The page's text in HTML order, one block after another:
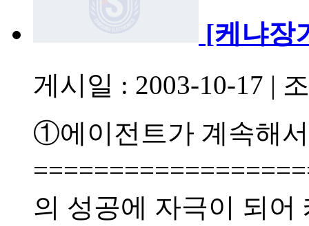
[케냐장
게시일 : 2003-10-17 |
①에이전트가 계속해
의 성공에 자극이 되어